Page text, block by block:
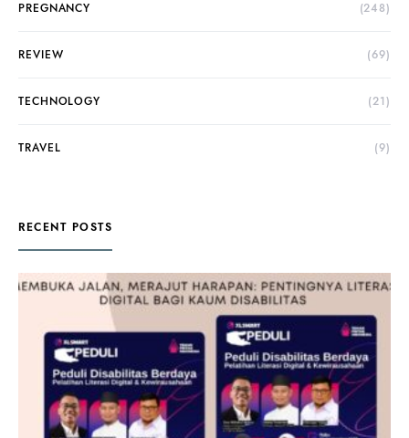
PREGNANCY (248)
REVIEW (69)
TECHNOLOGY (21)
TRAVEL (9)
RECENT POSTS